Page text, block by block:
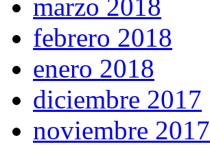
marzo 2018
febrero 2018
enero 2018
diciembre 2017
noviembre 2017